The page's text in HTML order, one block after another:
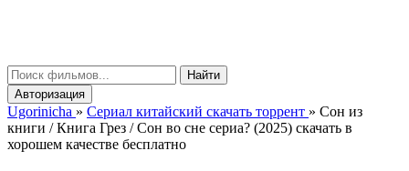
Найти
Авторизация
Ugorinicha » Сериал китайский скачать торрент » Сон из
книги / Книга Грез / Сон во сне сериа? (2025) скачать в
хорошем качестве бесплатно